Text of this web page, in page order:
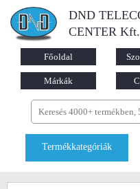
DND
CENTER Kft.
Főoldal
Márkák
Termékkategóriák